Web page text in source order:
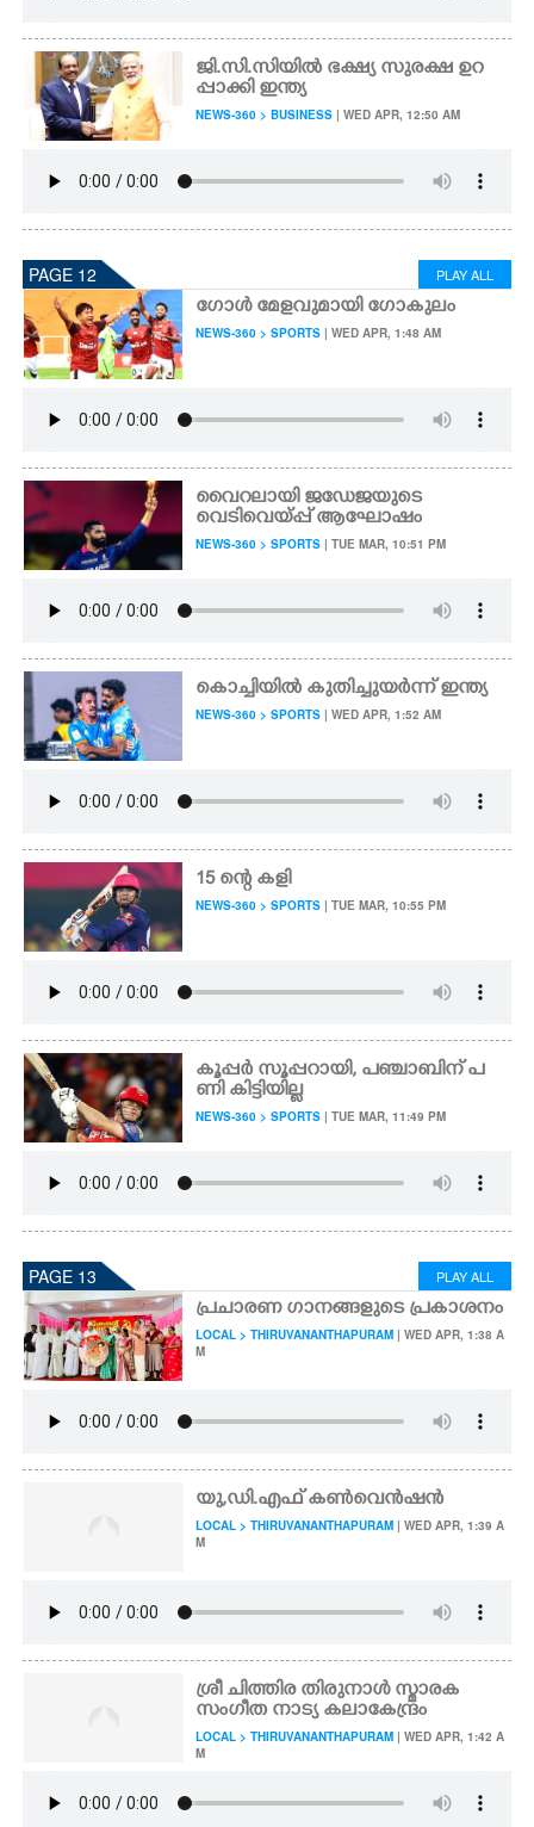
ജി.സി.സിയിൽ ഭക്ഷ്യ സുരക്ഷ ഉറ
പ്പാക്കി ഇന്ത്യ
NEWS-360 > BUSINESS | WED APR, 12:50 AM
PAGE 12 PLAY ALL
ഗോൾ മേളവുമായി ഗോകുലം
NEWS-360 > SPORTS | WED APR, 1:48 AM
വൈറലായി ജഡേജയുടെ
വെടിവെയ്പ്പ് ആഘോഷം
NEWS-360 > SPORTS | TUE MAR, 10:51 PM
കൊച്ചിയിൽ കുതിച്ചുയർന്ന് ഇന്ത്യ
NEWS-360 > SPORTS | WED APR, 1:52 AM
15 ന്റെ കളി
NEWS-360 > SPORTS | TUE MAR, 10:55 PM
കൂപ്പർ സൂപ്പറായി, പഞ്ചാബിന് പ
ണി കിട്ടിയില്ല
NEWS-360 > SPORTS | TUE MAR, 11:49 PM
PAGE 13 PLAY ALL
പ്രചാരണ ഗാനങ്ങളുടെ പ്രകാശനം
LOCAL > THIRUVANANTHAPURAM | WED APR, 1:38 A
M
യു,​ഡി.എഫ് കൺവെൻഷൻ
LOCAL > THIRUVANANTHAPURAM | WED APR, 1:39 A
M
ശ്രീ ചിത്തിര തിരുനാൾ സ്മാരക
സംഗീത നാട്യ കലാകേന്ദ്രം
LOCAL > THIRUVANANTHAPURAM | WED APR, 1:42 A
M